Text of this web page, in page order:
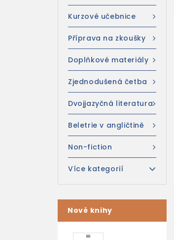
Kurzové učebnice
Příprava na zkoušky
Doplňkové materiály
Zjednodušená četba
Dvojjazyčná literatura
Beletrie v angličtině
Non-fiction
Více kategorií
Nové knihy